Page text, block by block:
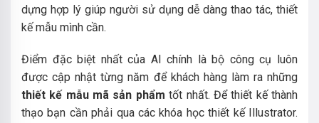
dựng hợp lý giúp người sử dụng dễ dàng thao tác, thiết
kế mẫu mình cần.
Điểm đặc biệt nhất của AI chính là bộ công cụ luôn
được cập nhật từng năm để khách hàng làm ra những
thiết kế mẫu mã sản phẩm tốt nhất. Để thiết kế thành
thạo bạn cần phải qua các khóa học thiết kế Illustrator.